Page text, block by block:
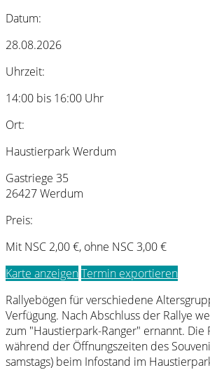
Datum:
28.08.2026
Uhrzeit:
14:00 bis 16:00 Uhr
Ort:
Haustierpark Werdum
Gastriege 35
26427 Werdum
Preis:
Mit NSC 2,00 €, ohne NSC 3,00 €
Karte anzeigenTermin exportieren
Rallyebögen für verschiedene
Verfügung. Nach Abschluss der Rallye
zum "Haustierpark-Ranger" ernannt. Die
während der Öffnungszeiten des
samstags) beim Infostand im